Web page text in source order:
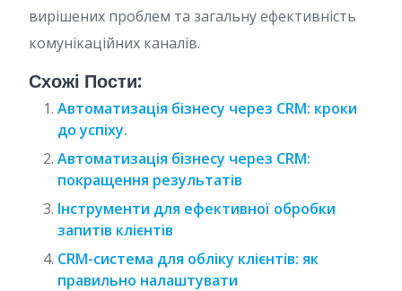
вирішених проблем та загальну ефективність
комунікаційних каналів.
Схожі Пости:
Автоматизація бізнесу через CRM: кроки
до успіху.
Автоматизація бізнесу через CRM:
покращення результатів
Інструменти для ефективної обробки
запитів клієнтів
CRM-система для обліку клієнтів: як
правильно налаштувати